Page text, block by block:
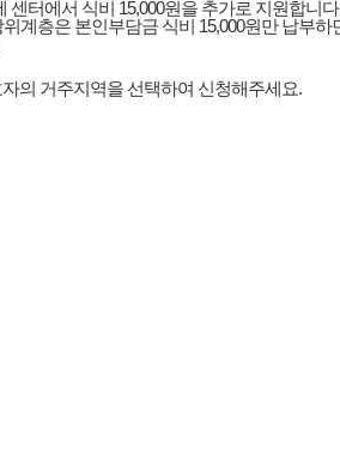
센터에서 식비 15,000원을 추가로 지원합니
계층은 본인부담금 식비 15,000원만 납부하
의 거주지역을 선택하여 신청해주세요.